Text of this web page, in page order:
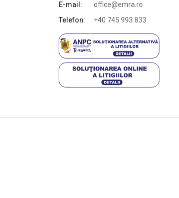
E-mail:
office@emra.ro
Telefon:
+40 745 993 833